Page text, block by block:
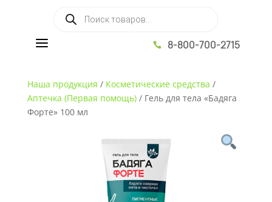
a  8-800-700-2715
Наша продукция / Косметические средства /
Аптечка (Первая помощь)/ Гель для тела «Бадяга
Форте» 100 мл